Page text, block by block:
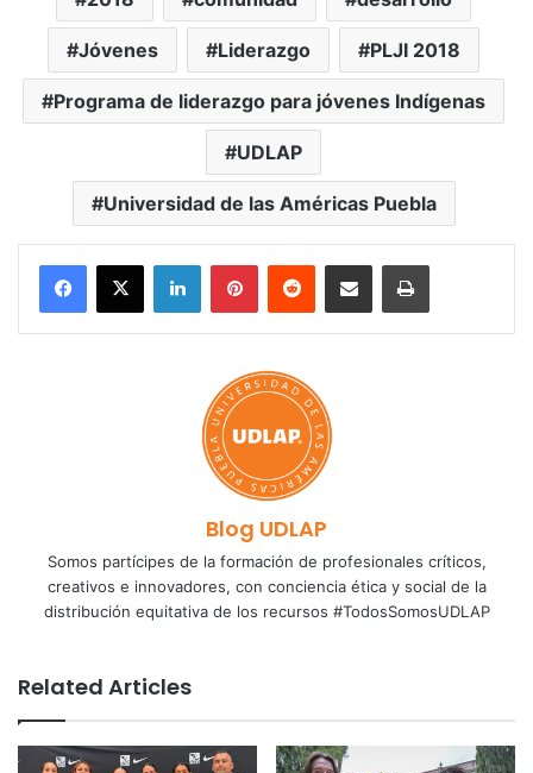
Jóvenes Liderazgo PLJI 2018
Programa de liderazgo para jóvenes Indígenas
UDLAP
Universidad de las Américas Puebla
LinkedInPinterestReddit Share via Email Print
Blog UDLAP
Somos partícipes de la formación de profesionales críticos,
creativos e innovadores, con conciencia ética y social de la
distribución equitativa de los recursos #TodosSomosUDLAP
Related Articles